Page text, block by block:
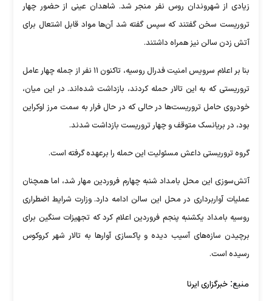
زیادی از شهروندان روس نفر منجر شد. شاهدان عینی از حضور چهار
تروریست سخن گفتند که سپس گفته شد آن‌ها مواد قابل اشتعال برای
آتش زدن سالن نیز همراه داشتند.
بنا بر اعلام سرویس امنیت فدرال روسیه، تاکنون ۱۱ نفر از جمله چهار عامل
تروریستی که به این تالار حمله کردند، بازداشت شده‌اند. در این میان،
خودروی حامل تروریست‌ها در حالی که در حال فرار به سمت مرز اوکراین
بود، در بریانسک متوقف و چهار تروریست بازداشت شدند.
گروه تروریستی داعش مسئولیت این حمله را برعهده گرفته است.
آتش‌سوزی این محل بامداد شنبه چهارم فروردین مهار شد، اما همچنان
عملیات آواربرداری در محل این سالن ادامه دارد. وزارت شرایط اضطراری
روسیه بامداد یکشنبه پنجم فروردین اعلام کرد که تجهیزات سنگین برای
برچیدن سازه‌های آسیب دیده و پاکسازی آوار‌ها به تالار شهر کروکوس
رسیده است.
منبع: خبرگزاری ایرنا